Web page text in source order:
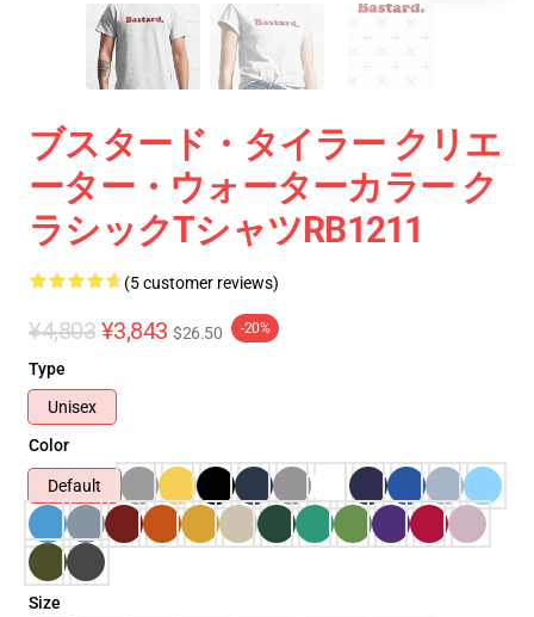
ブスタード・タイラー クリエ
ーター・ウォーターカラー ク
ラシックTシャツRB1211
(5 customer reviews)
¥4,803 ¥3,843 $26.50 -20%
Type
Unisex
Color
Default
Size